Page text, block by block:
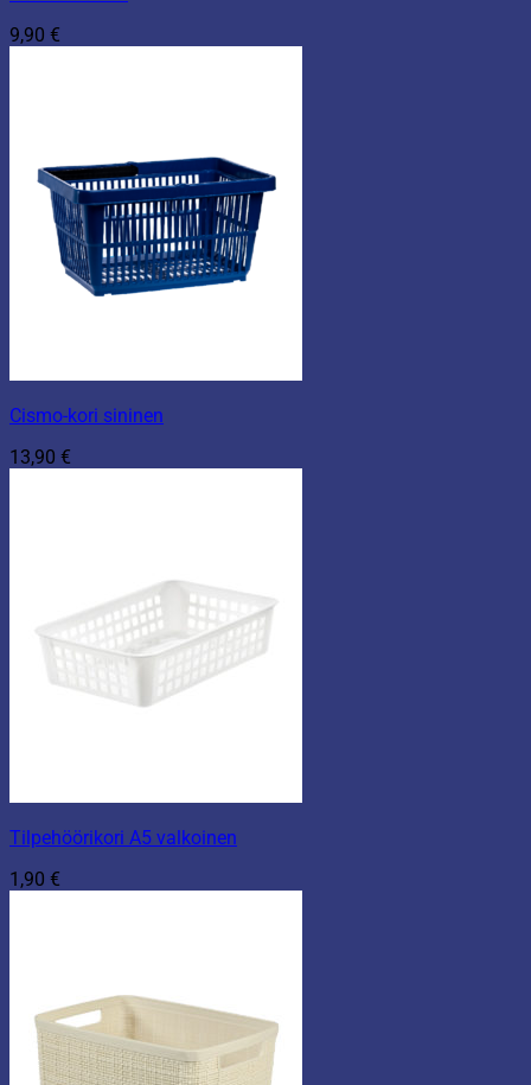
9,90 €
Cismo-kori sininen
13,90 €
Tilpehöörikori A5 valkoinen
1,90 €